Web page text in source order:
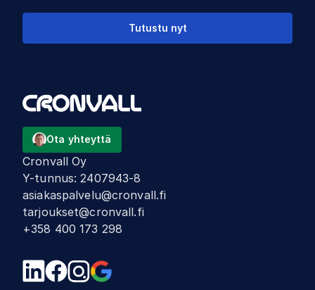
Tutustu nyt
Ota yhteyttä
Cronvall Oy
Y-tunnus:2407943-8
asiakaspalvelu@cronvall.fi
tarjoukset@cronvall.fi
+358 400 173 298